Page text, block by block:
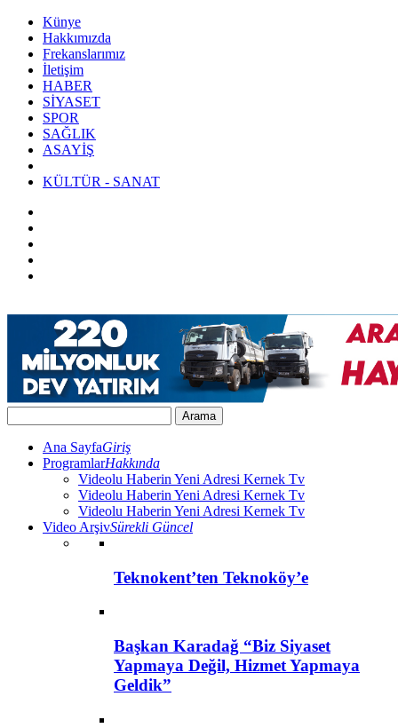
Künye
Hakkımızda
Frekanslarımız
İletişim
HABER
SİYASET
SPOR
SAĞLIK
ASAYİŞ
KÜLTÜR - SANAT
Ana SayfaGiriş
ProgramlarHakkında
Videolu Haberin Yeni Adresi Kernek Tv
Videolu Haberin Yeni Adresi Kernek Tv
Videolu Haberin Yeni Adresi Kernek Tv
Video ArşivSürekli Güncel
Teknokent’ten Teknoköy’e
Başkan Karadağ “Biz Siyaset
Yapmaya Değil, Hizmet Yapmaya
Geldik”